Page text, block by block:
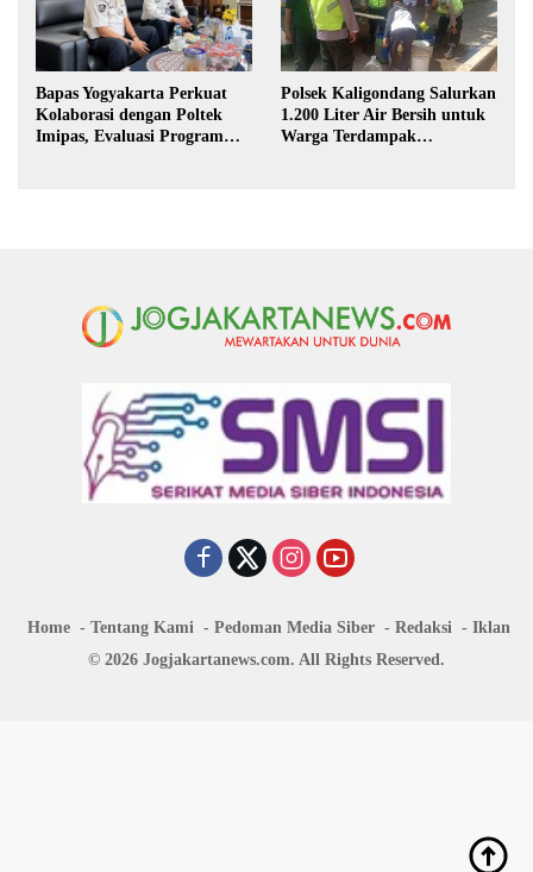
Bapas Yogyakarta Perkuat
Kolaborasi dengan Poltek
Imipas, Evaluasi Program
Polsek Kaligondang Salurkan
1.200 Liter Air Bersih untuk
Warga Terdampak
Home Tentang Kami Pedoman Media Siber Redaksi
Iklan
© 2026 Jogjakartanews.com. All Rights Reserved.